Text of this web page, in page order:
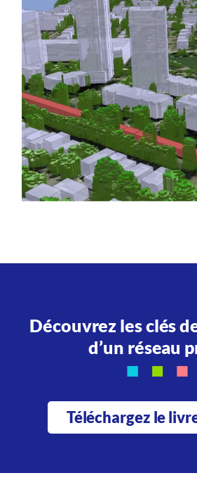
Découvrez les clés
d’un réseau
Téléchargez le